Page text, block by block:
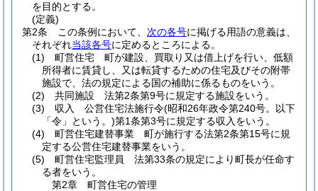
を目的とする。
(定義)
第2条
この条例において、 次の各号に掲げる用語の意義は、
それぞれ当該各号に定めるところによる。
(1)
町営住宅 町が建設、買取り又は借上げを行い、低額
所得者に賃貸し、又は転貸するための住宅及びその附帯
施設で、法の規定による国の補助に係るものをいう。
(2)
共同施設 法第2条第9号に規定する施設をいう。
(3)
収入 公営住宅法施行令(昭和26年政令第240号。以下
「令」という。)第1条第3号に規定する収入をいう。
(4)
町営住宅建替事業 町が施行する法第2条第15号に規
定する公営住宅建替事業をいう。
(5)
町営住宅監理員 法第33条の規定により町長が任命す
る者をいう。
第2章
町営住宅の管理